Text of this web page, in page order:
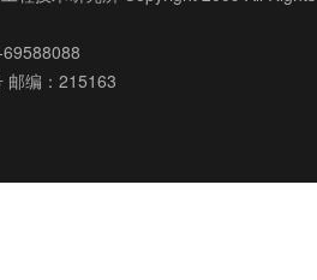
邮编：215163